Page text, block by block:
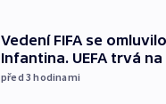
Vedení FIFA se
Infantina. UEFA trvá
před 3hodinami